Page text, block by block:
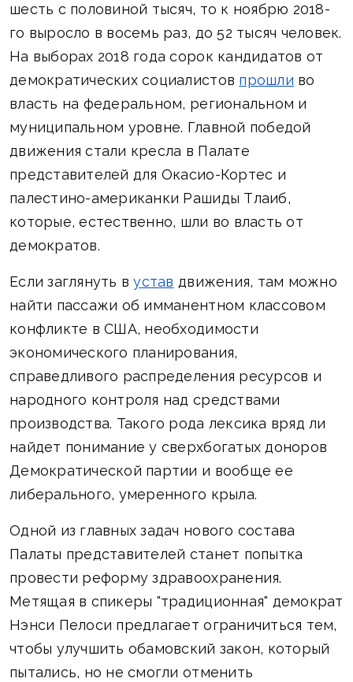
шесть с половиной тысяч, то к ноябрю 2018-
го выросло в восемь раз, до 52 тысяч человек.
На выборах 2018 года сорок кандидатов от
демократических социалистов прошли во
власть на федеральном, региональном и
муниципальном уровне. Главной победой
движения стали кресла в Палате
представителей для Окасио-Кортес и
палестино-американки Рашиды Тлаиб,
которые, естественно, шли во власть от
демократов.
Если заглянуть вустав движения, там можно
найти пассажи об имманентном классовом
конфликте в США, необходимости
экономического планирования,
справедливого распределения ресурсов и
народного контроля над средствами
производства. Такого рода лексика вряд ли
найдет понимание у сверхбогатых доноров
Демократической партии и вообще ее
либерального, умеренного крыла.
Одной из главных задач нового состава
Палаты представителей станет попытка
провести реформу здравоохранения.
Метящая в спикеры "традиционная" демократ
Нэнси Пелоси предлагает ограничиться тем,
чтобы улучшить обамовский закон, который
пытались, но не смогли отменить